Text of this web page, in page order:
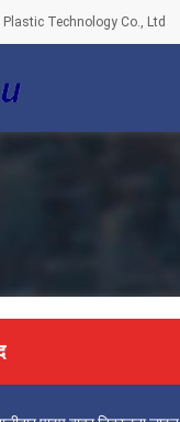
Technology Co., Ltd